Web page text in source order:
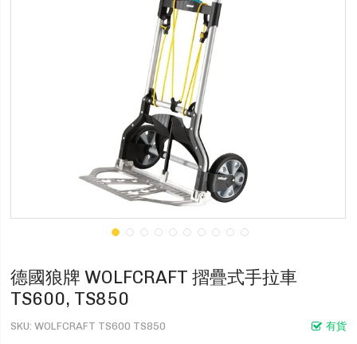
德國狼牌 WOLFCRAFT 摺疊式手拉車
TS600, TS850
有貨
SKU WOLFCRAFT TS600 TS850